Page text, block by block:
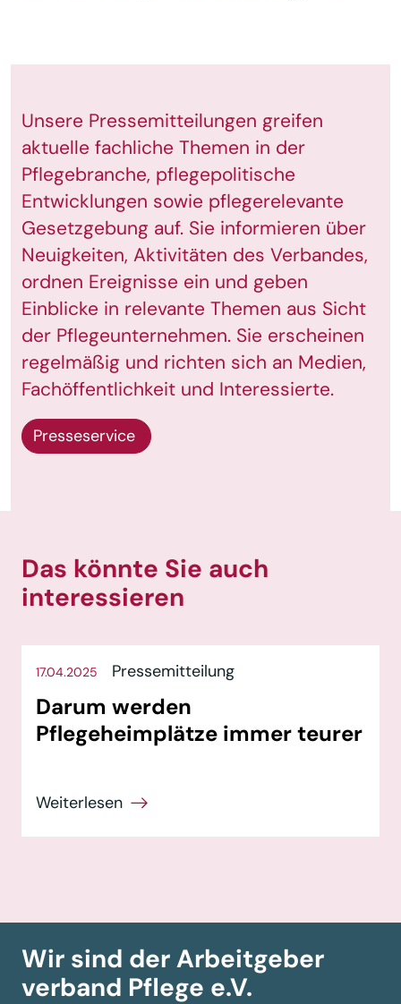
Unsere Pressemitteilungen greifen
aktuelle fachliche Themen in der
Pflegebranche, pflegepolitische
Entwicklungen sowie pflegerelevante
Gesetzgebung auf. Sie informieren über
Neuigkeiten, Aktivitäten des Verbandes,
ordnen Ereignisse ein und geben
Einblicke in relevante Themen aus Sicht
der Pflegeunternehmen. Sie erscheinen
regelmäßig und richten sich an Medien,
Fachöffentlichkeit und Interessierte.
Presseservice
Das könnte Sie auch
interessieren
17.04.2025 Pressemitteilung
Darum werden
Pflegeheimplätze immer teurer
Wir sind der Arbeitgeber­
verband Pflege e.V.